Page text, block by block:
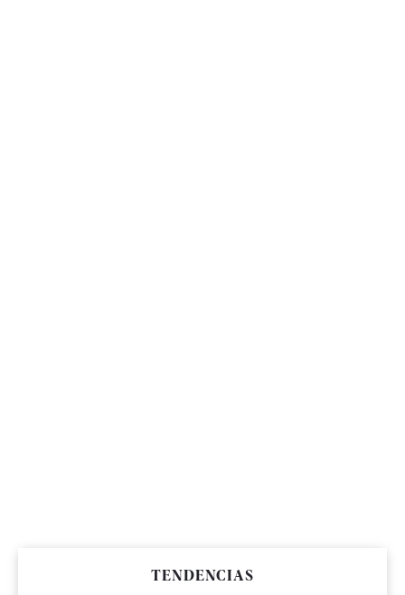
TENDENCIAS